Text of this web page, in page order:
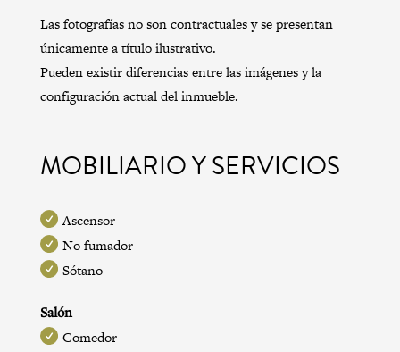
Las fotografías no son contractuales y se presentan
únicamente a título ilustrativo.
Pueden existir diferencias entre las imágenes y la
configuración actual del inmueble.
MOBILIARIO Y SERVICIOS
Ascensor
No fumador
Sótano
Salón
Comedor